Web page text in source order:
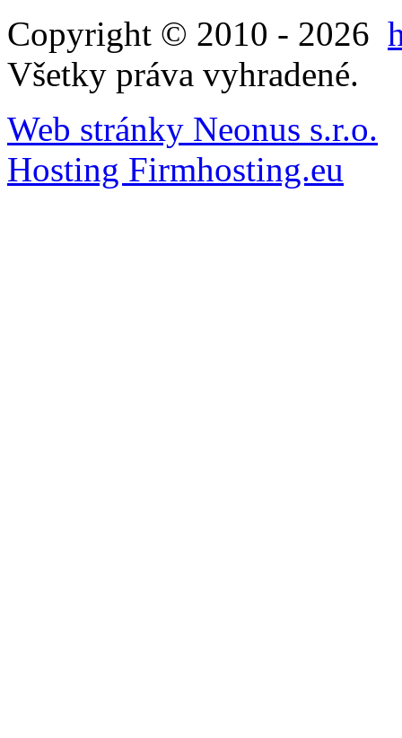
Copyright © 2010 - 2026
Všetky práva vyhradené.
Web stránky Neonus s.r.o.
Hosting Firmhosting.eu